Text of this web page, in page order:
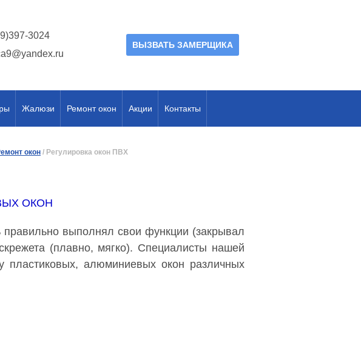
3024
ВЫЗВАТЬ ЗАМЕРЩИКА
Жалюзи Ремонт окон Акции Контакты
окон / Регулировка окон ПВХ
ОКОН
правильно выполнял свои функции (закрывал
(плавно, мягко). Специалисты нашей
пластиковых, алюминиевых окон различных